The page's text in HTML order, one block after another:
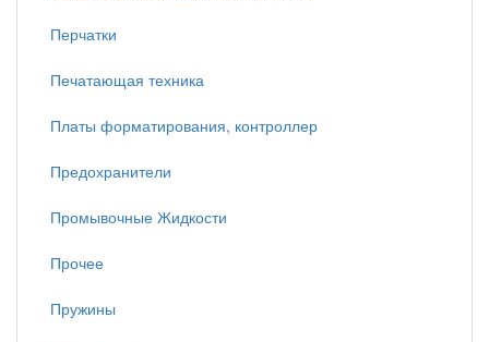
Перчатки
Печатающая техника
Платы форматирования, контроллер
Предохранители
Промывочные Жидкости
Прочее
Пружины